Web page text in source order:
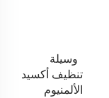
وسيلة
تنظيف أكسيد
الألمنيوم